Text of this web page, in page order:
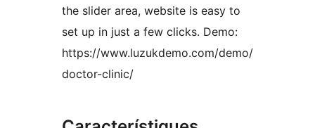
the slider area, website is easy to
set up in just a few clicks. Demo:
https://www.luzukdemo.com/demo/
doctor-clinic/